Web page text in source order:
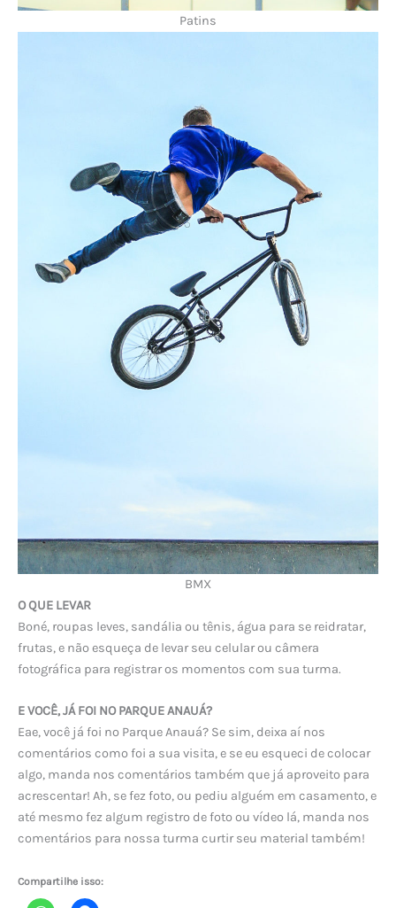
Patins
BMX
O QUE LEVAR
Boné, roupas leves, sandália ou tênis, água para se reidratar,
frutas, e não esqueça de levar seu celular ou câmera
fotográfica para registrar os momentos com sua turma.
E VOCÊ, JÁ FOI NO PARQUE ANAUÁ?
Eae, você já foi no Parque Anauá? Se sim, deixa aí nos
comentários como foi a sua visita, e se eu esqueci de colocar
algo, manda nos comentários também que já aproveito para
acrescentar! Ah, se fez foto, ou pediu alguém em casamento, e
até mesmo fez algum registro de foto ou vídeo lá, manda nos
comentários para nossa turma curtir seu material também!
Compartilhe isso: